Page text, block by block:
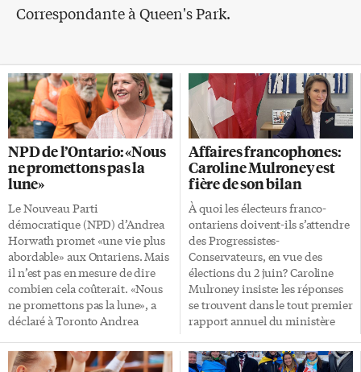
Correspondante à Queen's Park.
NPD de l’Ontario: «Nous
ne promettons pas la
lune»
Le Nouveau Parti
démocratique (NPD) d’Andrea
Horwath promet «une vie plus
abordable» aux Ontariens. Mais
il n’est pas en mesure de dire
combien cela coûterait. «Nous
ne promettons pas la lune», a
déclaré à Toronto Andrea
dévoilement de la plateforme
Affaires francophones:
Caroline Mulroney est
fière de son bilan
À quoi les électeurs franco-
ontariens doivent-ils s’attendre
des Progressistes-
Conservateurs, en vue des
élections du 2 juin? Caroline
Mulroney insiste: les réponses
se trouvent dans le tout premier
rapport annuel du ministère
dévoilé mercredi. Le dépôt du